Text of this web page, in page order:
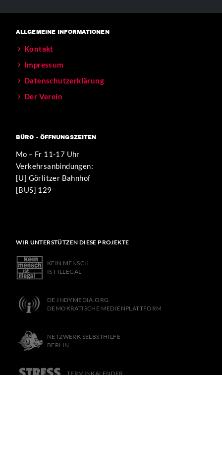
ALLGEMEINE INFORMATIONEN
Kontakt
Impressum
Datenschutzerklärung
Der Verein
BÜRO - ÖFFNUNGSZEITEN
Mo – Fr 11-17 Uhr
Verkehrsanbindungen:
[U] Görlitzer Bahnhof
[BUS] 129
WIR UNTERSTÜTZEN DIESE PROJEKTE
KEIN MENSCH
IST ILLEGAL
DE.INDYMEDIA.ORG
DEMOKRATISCHE MEDIENPLATTFORM
NETZWERK SELBSTHILFE
BERLIN
TERMINKALENDER